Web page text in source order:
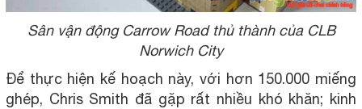
Sân vận động Carrow Road thủ thành của CLB
Norwich City
Để thực hiện kế hoạch này, với hơn 150.000 miếng
ghép, Chris Smith đã gặp rất nhiều khó khăn; kinh